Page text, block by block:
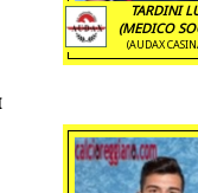
TARDINI
(MEDICO
(AUDAX